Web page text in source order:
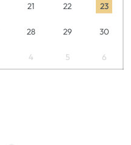
21 22 23
28 29 30
4 5 6